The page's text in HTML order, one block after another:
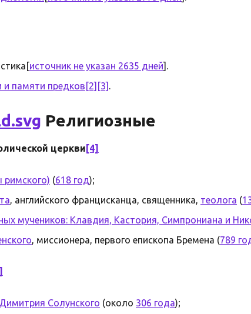
источник не указан 2635 дней].
и памяти предков [2] [3] .
Религиозные
церкви [4]
(618 год);
, английского францисканца, священника, теолога (
мучеников: Клавдия, Кастория, Симпрониана и
, миссионера, первого епископа Бремена (789
Солунского (около 306 года);